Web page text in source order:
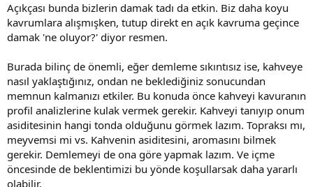
Açıkçası bunda bizlerin damak tadı da etkin. Biz daha koyu
kavrumlara alışmışken, tutup direkt en açık kavruma geçince
damak 'ne oluyor?' diyor resmen.
Burada bilinç de önemli, eğer demleme sıkıntısız ise, kahveye
nasıl yaklaştığınız, ondan ne beklediğiniz sonucundan
memnun kalmanızı etkiler. Bu konuda önce kahveyi kavuranın
profil analizlerine kulak vermek gerekir. Kahveyi tanıyıp onum
asiditesinin hangi tonda olduğunu görmek lazım. Topraksı mı,
meyvemsi mi vs. Kahvenin asiditesini, aromasını bilmek
gerekir. Demlemeyi de ona göre yapmak lazım. Ve içme
öncesinde de beklentimizi bu yönde koşullarsak daha yararlı
olabilir.